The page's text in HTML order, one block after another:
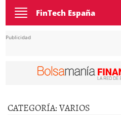
Toggle
navigation
FinTech España
Publicidad
CATEGORÍA:VARIOS